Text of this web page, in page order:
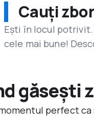
Cauți
Ești în locul
cele mai bune!
găsești
perfect